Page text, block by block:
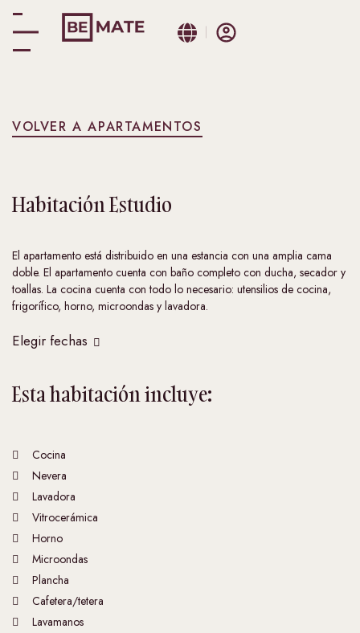
VOLVER A APARTAMENTOS
HabitaciónEstudio
El apartamento está distribuido en una estancia con una amplia cama
doble. El apartamento cuenta con baño completo con ducha, secador y
toallas. La cocina cuenta con todo lo necesario: utensilios de cocina,
frigorífico, horno, microondas y lavadora.
Elegir fechas
Esta habitación incluye:
Cocina
Nevera
Lavadora
Vitrocerámica
Horno
Microondas
Plancha
Cafetera/tetera
Lavamanos